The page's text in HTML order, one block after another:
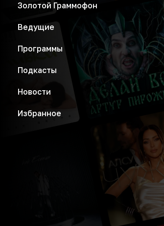
Золотой Граммофон
Ведущие
Программы
Подкасты
Новости
Избранное